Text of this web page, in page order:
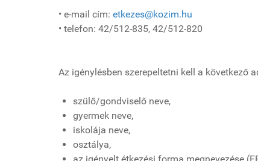
• e-mail cím: etkezes@kozim.hu
• telefon: 42/512-835, 42/512-820
Az igénylésben szerepeltetni kell a következő
szülő/gondviselő neve,
gyermek neve,
iskolája neve,
osztálya,
az igényelt étkezési forma megnevezése